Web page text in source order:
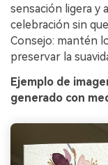
sensación ligera y
celebración sin
Consejo: mantén
preservar la
Ejemplo de
generado con